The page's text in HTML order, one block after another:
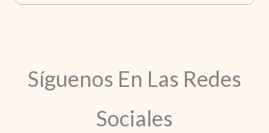
Síguenos En Las Redes
Sociales